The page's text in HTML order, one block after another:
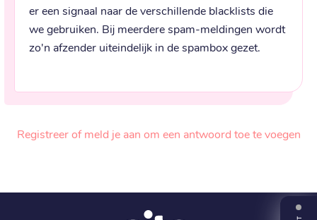
er een signaal naar de verschillende blacklists die
we gebruiken. Bij meerdere spam-meldingen wordt
zo'n afzender uiteindelijk in de spambox gezet.
Registreer of meld je aan om een antwoord toe te voegen